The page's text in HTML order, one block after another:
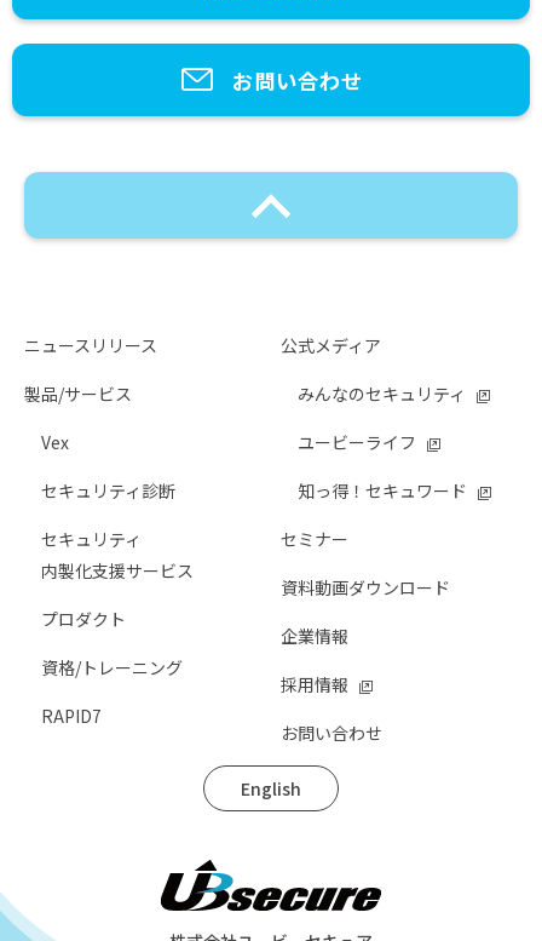
お問い合わせ
ニュースリリース
製品/サービス
Vex
セキュリティ診断
セキュリティ
内製化支援サービス
プロダクト
資格/トレーニング
RAPID7
公式メディア
みんなのセキュリティ
ユービーライフ
知っ得！セキュワード
セミナー
資料動画ダウンロード
企業情報
採用情報
お問い合わせ
English